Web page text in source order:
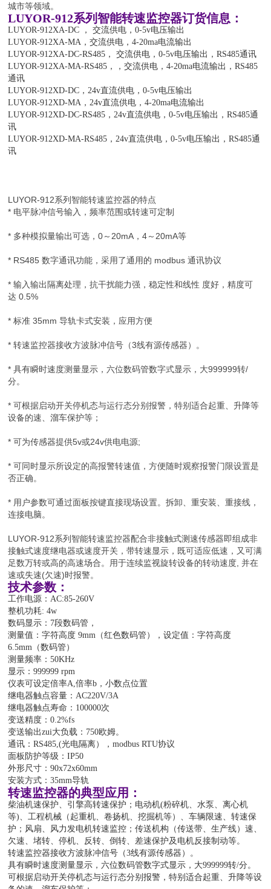
城市等领域。
LUYOR-912系列智能转速监控器订货信息：
LUYOR-912XA-DC ， 交流供电，0-5v电压输出
LUYOR-912XA-MA，交流供电，4-20ma电流输出
LUYOR-912XA-DC-RS485， 交流供电，0-5v电压输出，RS485通讯
LUYOR-912XA-MA-RS485，，交流供电，4-20ma电流输出，RS485
通讯
LUYOR-912XD-DC，24v直流供电，0-5v电压输出
LUYOR-912XD-MA，24v直流供电，4-20ma电流输出
LUYOR-912XD-DC-RS485，24v直流供电，0-5v电压输出，RS485通
讯
LUYOR-912XD-MA-RS485，24v直流供电，0-5v电压输出，RS485通
讯
LUYOR-912系列智能转速监控器的特点
* 电平脉冲信号输入，频率范围或转速可定制
* 多种模拟量输出可选，0～20mA，4～20mA等
* RS485 数字通讯功能，采用了通用的 modbus 通讯协议
* 输入输出隔离处理，抗干扰能力强，稳定性和线性 度好，精度可
达 0.5%
* 标准 35mm 导轨卡式安装，应用方便
* 转速监控器接收方波脉冲信号（3线有源传感器）。
* 具有瞬时速度测量显示，六位数码管数字式显示，大999999转/
分。
* 可根据启动开关停机态与运行态分别报警，特别适合起重、升降等
设备的速、溜车保护等；
* 可为传感器提供5v或24v供电电源;
* 可同时显示所设定的高报警转速值，方便随时观察报警门限设置是
否正确。
* 用户参数可通过面板按键直接现场设置。拆卸、重安装、重接线，
连接电脑。
LUYOR-912系列智能转速监控器配合非接触式测速传感器即组成非
接触式速度继电器或速度开关，带转速显示，既可适应低速，又可满
足数万转或高的高速场合。用于连续监视旋转设备的转动速度, 并在
速或失速(欠速)时报警。
技术参数：
工作电源：AC:85-260V
整机功耗: 4w
数码显示：7段数码管，
测量值：字符高度 9mm（红色数码管），设定值：字符高度
6.5mm（数码管）
测量频率：50KHz
显示：999999 rpm
仪表可设定倍率A,倍率b，小数点位置
继电器触点容量：AC220V/3A
继电器触点寿命：100000次
变送精度：0.2%fs
变送输出zui大负载：750欧姆。
通讯：RS485,(光电隔离），modbus RTU协议
面板防护等级：IP50
外形尺寸：90x72x60mm
安装方式：35mm导轨
转速监控器的典型应用：
柴油机速保护、引擎高转速保护；电动机(粉碎机、水泵、离心机
等)、工程机械（起重机、卷扬机、挖掘机等）、车辆限速、转速保
护；风扇、风力发电机转速监控；传送机构（传送带、生产线）速、
欠速、堵转、停机、反转、倒转、差速保护及电机反接制动等。
转速监控器接收方波脉冲信号（3线有源传感器）。
具有瞬时速度测量显示，六位数码管数字式显示，大999999转/分。
可根据启动开关停机态与运行态分别报警，特别适合起重、升降等设